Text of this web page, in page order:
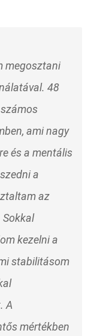
megosztani
48
ami nagy
és a mentális
a
az
kezelni a
stabilitásom
A
mértékben